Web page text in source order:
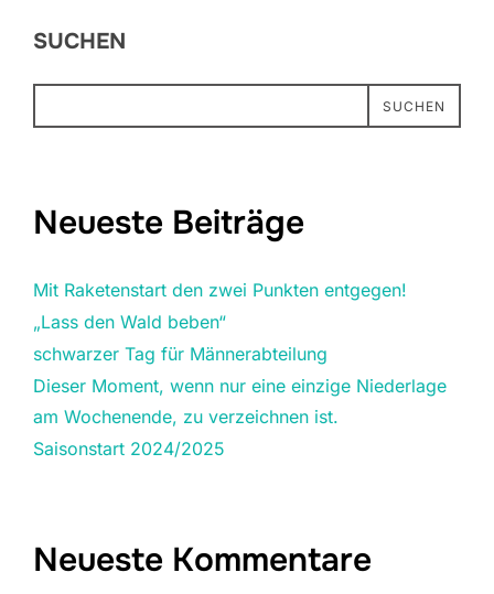
SUCHEN
SUCHEN
Neueste Beiträge
Mit Raketenstart den zwei Punkten entgegen!
„Lass den Wald beben“
schwarzer Tag für Männerabteilung
Dieser Moment, wenn nur eine einzige Niederlage
am Wochenende, zu verzeichnen ist.
Saisonstart 2024/2025
Neueste Kommentare